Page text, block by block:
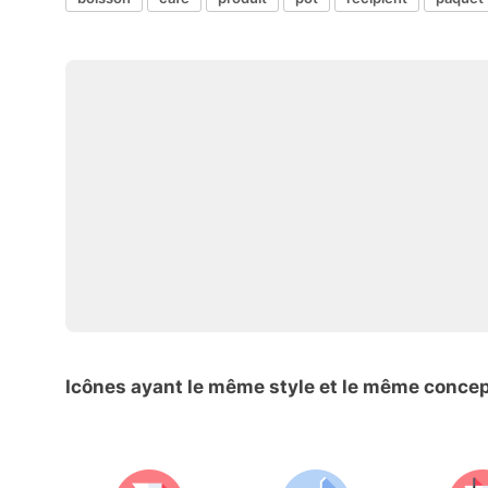
Icônes ayant le même style et le même